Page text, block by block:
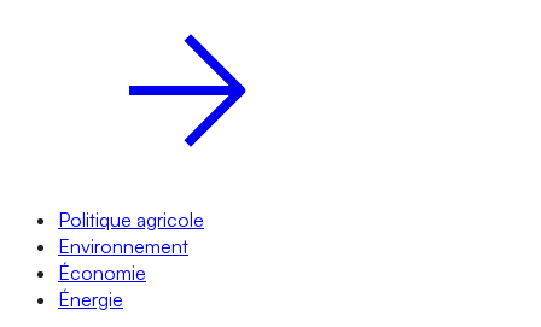
Politique agricole
Environnement
Économie
Énergie